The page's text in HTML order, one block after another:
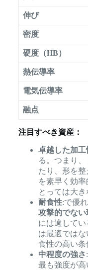
伸び
密度
硬度（HB）
熱伝導率
電気伝導率
融点
注目すべき資産：
卓越した加工
る。つまり
たり、形を
を素早く効
とっては大き
耐食性:で優
攻撃的でない
には適して
は最適ではな
食性の高い条
中程度の強さ
最も強度が